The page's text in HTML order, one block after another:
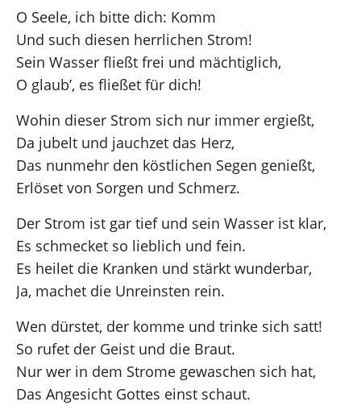
O Seele, ich bitte dich: Komm
Und such diesen herrlichen Strom!
Sein Wasser fließt frei und mächtiglich,
O glaub’, es fließet für dich!
Wohin dieser Strom sich nur immer ergießt,
Da jubelt und jauchzet das Herz,
Das nunmehr den köstlichen Segen genießt,
Erlöset von Sorgen und Schmerz.
Der Strom ist gar tief und sein Wasser ist klar,
Es schmecket so lieblich und fein.
Es heilet die Kranken und stärkt wunderbar,
Ja, machet die Unreinsten rein.
Wen dürstet, der komme und trinke sich satt!
So rufet der Geist und die Braut.
Nur wer in dem Strome gewaschen sich hat,
Das Angesicht Gottes einst schaut.